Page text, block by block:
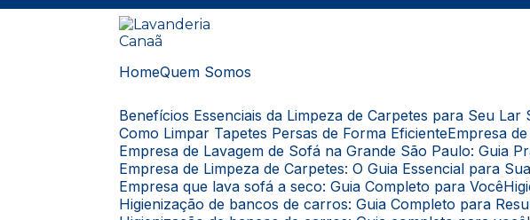
Home
Quem Somos
Benefícios Essenciais da Limpeza de Carpetes para Seu Lar
Como Limpar Tapetes Persas de Forma Eficiente Empresa
Empresa de Lavagem de Sofá na Grande São Paulo: Guia
Empresa de Limpeza de Carpetes: O Guia Essencial para
Empresa que lava sofá a seco: Guia Completo para Você
Higienização de bancos de carros: Guia Completo para